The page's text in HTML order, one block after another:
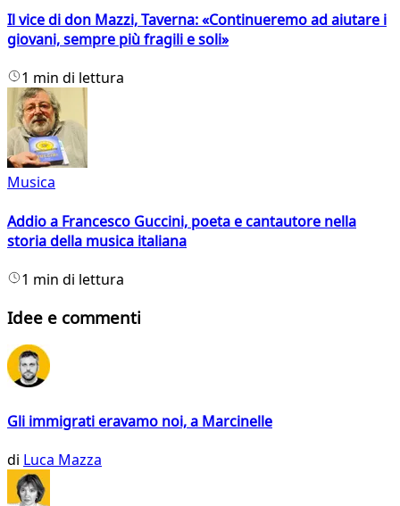
Il vice di don Mazzi, Taverna: «Continueremo ad aiutare i
giovani, sempre più fragili e soli»
1 min di lettura
Musica
Addio a Francesco Guccini, poeta e cantautore nella
storia della musica italiana
1 min di lettura
Idee e commenti
Gli immigrati eravamo noi, a Marcinelle
di Luca Mazza